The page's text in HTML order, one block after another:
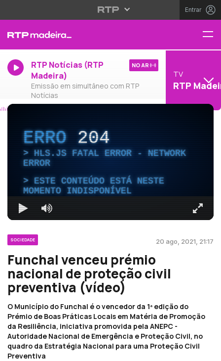
Entrar
RTP Notícias (RTP
Madeira)
Emissão em simultâneo com RTP
Notícias
NO AR
TV
RTP
ERRO204
HLS.JS FATAL ERROR - NETWORK
ERROR
ESTE CONTEÚDO ESTÁ NESTE
MOMENTO INDISPONÍVEL
SOCIEDADE 20 ago, 2021, 21:17
Funchal venceu prémio
nacional de proteção civil
preventiva (vídeo)
O Município do Funchal é o vencedor da 1ª edição do
Prémio de Boas Práticas Locais em Matéria de Promoção
da Resiliência, iniciativa promovida pela ANEPC -
Autoridade Nacional de Emergência e Proteção Civil, no
quadro da Estratégia Nacional para uma Proteção Civil
Preventiva